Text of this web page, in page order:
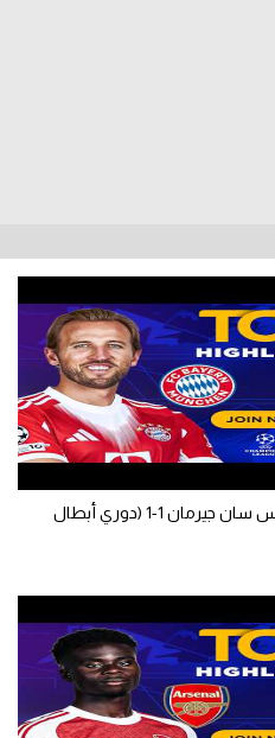
ملخص تعادل بايرن ميونيخ مع باريس سان جيرمان 1-1 (دوري أبطال